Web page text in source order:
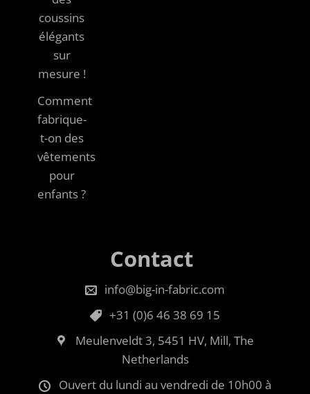
coussins
élégants
sur
mesure !
Comment
fabrique-
t-on des
vêtements
pour
enfants ?
Contact
info@big-in-fabric.com
+31 (0)6 46 38 69 15
Meulenveldt 3, 5451 HV, Mill, The
Netherlands
Ouvert du lundi au vendredi de 10h00 à